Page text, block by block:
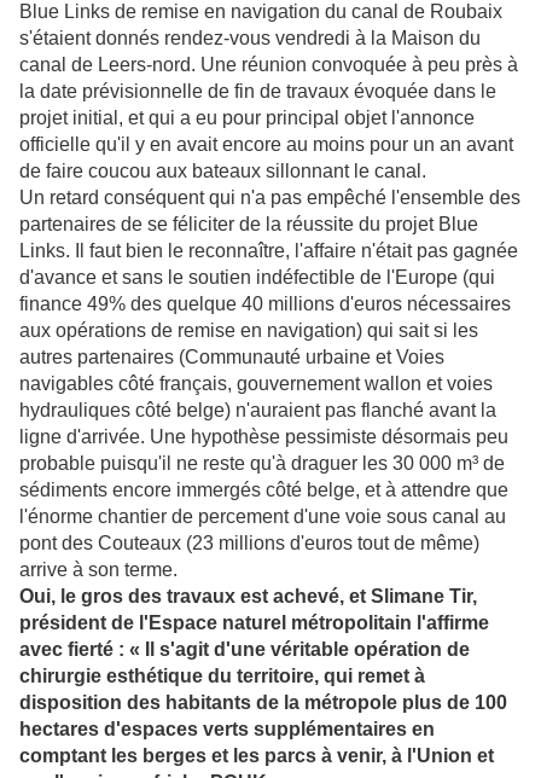
Blue Links de remise en navigation du canal de Roubaix
s'étaient donnés rendez-vous vendredi à la Maison du
canal de Leers-nord. Une réunion convoquée à peu près à
la date prévisionnelle de fin de travaux évoquée dans le
projet initial, et qui a eu pour principal objet l'annonce
officielle qu'il y en avait encore au moins pour un an avant
de faire coucou aux bateaux sillonnant le canal.
Un retard conséquent qui n'a pas empêché l'ensemble des
partenaires de se féliciter de la réussite du projet Blue
Links. Il faut bien le reconnaître, l'affaire n'était pas gagnée
d'avance et sans le soutien indéfectible de l'Europe (qui
finance 49% des quelque 40 millions d'euros nécessaires
aux opérations de remise en navigation) qui sait si les
autres partenaires (Communauté urbaine et Voies
navigables côté français, gouvernement wallon et voies
hydrauliques côté belge) n'auraient pas flanché avant la
ligne d'arrivée. Une hypothèse pessimiste désormais peu
probable puisqu'il ne reste qu'à draguer les 30 000 m³ de
sédiments encore immergés côté belge, et à attendre que
l'énorme chantier de percement d'une voie sous canal au
pont des Couteaux (23 millions d'euros tout de même)
arrive à son terme.
Oui, le gros des travaux est achevé, et Slimane Tir,
président de l'Espace naturel métropolitain l'affirme
avec fierté : « Il s'agit d'une véritable opération de
chirurgie esthétique du territoire, qui remet à
disposition des habitants de la métropole plus de 100
hectares d'espaces verts supplémentaires en
comptant les berges et les parcs à venir, à l'Union et